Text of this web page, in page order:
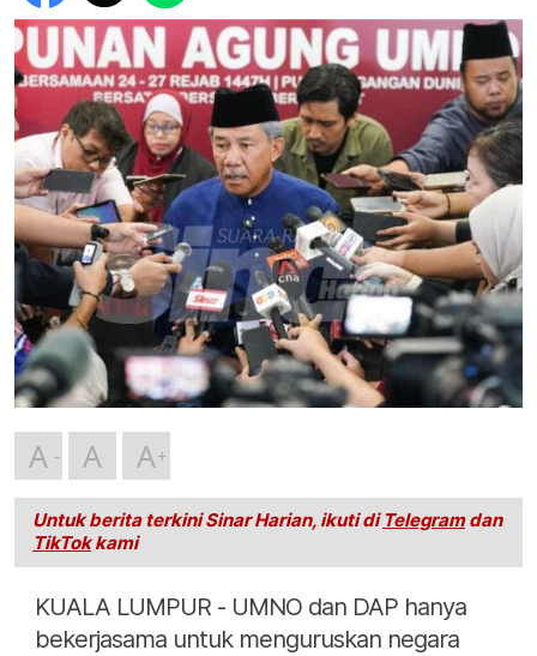
A A A
Untuk berita terkini Sinar Harian, ikuti di Telegramdan
TikTokkami
KUALA LUMPUR - UMNO dan DAP hanya
bekerjasama untuk menguruskan negara